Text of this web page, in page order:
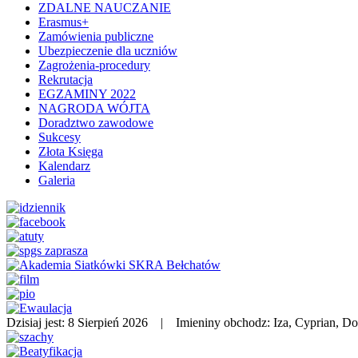
ZDALNE NAUCZANIE
Erasmus+
Zamówienia publiczne
Ubezpieczenie dla uczniów
Zagrożenia-procedury
Rekrutacja
EGZAMINY 2022
NAGRODA WÓJTA
Doradztwo zawodowe
Sukcesy
Złota Księga
Kalendarz
Galeria
Dzisiaj jest: 8 Sierpień 2026 | Imieniny obchodz: Iza, Cyprian,